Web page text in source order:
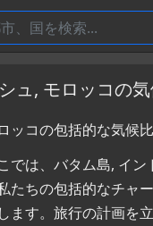
ュ, モロッコの
ッコの包括的な気候
は、バタム島, イ
たちの包括的なチャ
ます。旅行の計画を